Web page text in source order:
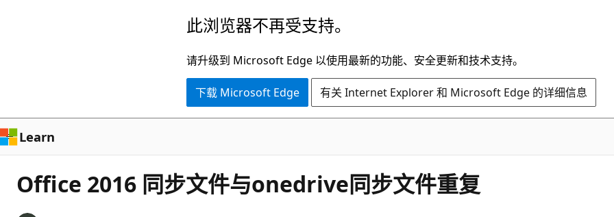
容
此浏览器不再受支持。
请升级到 Microsoft Edge 以使用最新的功能、安全更新和技术支持。
下载 Microsoft Edge 有关 Internet Explorer 和 Microsoft Edge 的详细信息
Learn
Office 2016 同步文件与onedrive同步文件重复